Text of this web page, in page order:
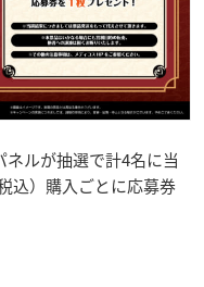
ルが抽選で計4名に当
込）購入ごとに応募券